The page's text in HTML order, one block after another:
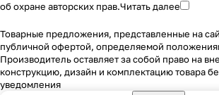
об охране авторских прав.Читать далее
Товарные предложения, представленные на
публичной офертой, определяемой
Производитель оставляет за собой право на
конструкцию, дизайн и комплектацию товара
уведомления